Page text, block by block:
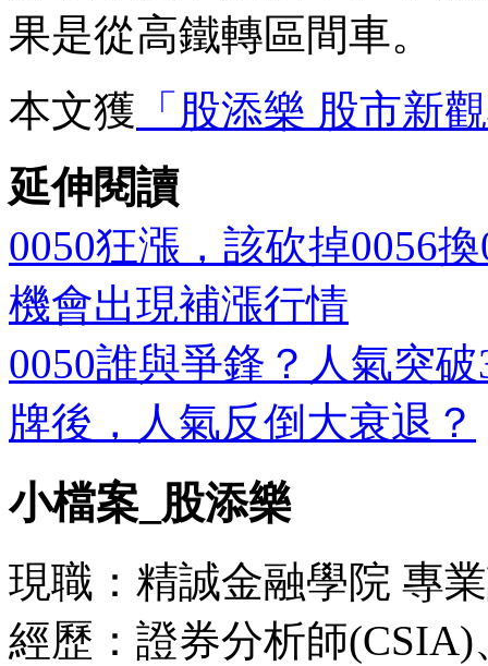
果是從高鐵轉區間車。
本文獲 「股添樂 股市新
延伸閱讀
0050狂漲，該砍掉0056
機會出現補漲行情
0050誰與爭鋒？人氣突
牌後，人氣反倒大衰退？
小檔案_股添樂
現職：精誠金融學院 專
經歷：證券分析師